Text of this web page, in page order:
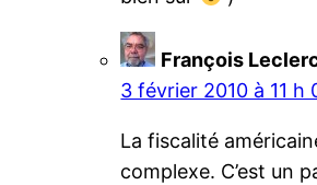
François
3 février 2010 à 11 h
La fiscalité
complexe. C’est un